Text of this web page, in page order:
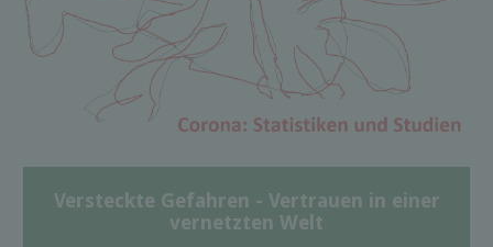
Versteckte Gefahren - Vertrauen in einer
vernetzten Welt